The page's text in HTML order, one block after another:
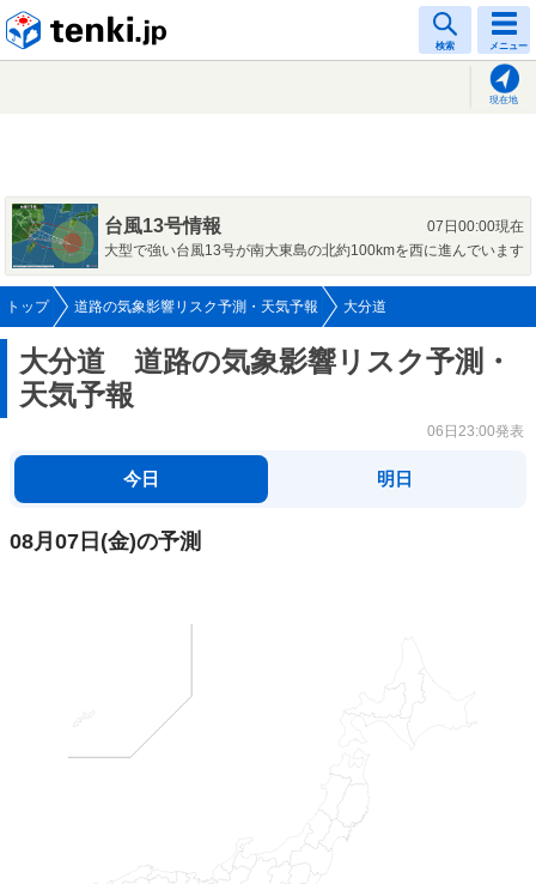
検索 メニュー
現在地
台風13号情報
07日00:00現在
大型で強い台風13号が南大東島の北約100kmを西に進んでいます
トップ 道路の気象影響リスク予測・天気予報 大分道
大分道 道路の気象影響リスク予測・
天気予報
06日23:00発表
今日 明日
08月07日 (金)の予測